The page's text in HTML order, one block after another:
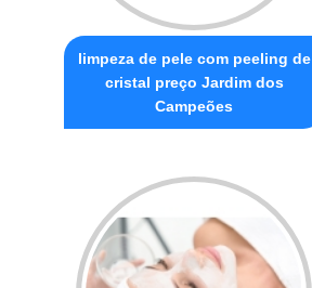
limpeza de pele com peeling de
cristal preço Jardim dos
Campeões